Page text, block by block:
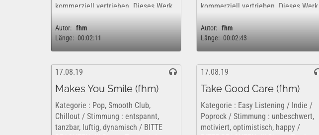
kommerziell vertrieben. Dieses Werk
rechtlich für eine rein private,...
Autor: fhm
Länge: 00:02:11
kommerziell vertrieben. Dieses Werk
rechtlich für eine rein private,...
Autor: fhm
Länge: 00:02:43
17.08.19
Makes You Smile (fhm)
Kategorie : Pop, Smooth Club,
Chillout / Stimmung : entspannt,
tanzbar, luftig, dynamisch / BITTE
17.08.19
Take Good Care (fhm)
Kategorie : Easy Listening / Indie /
Poprock / Stimmung : unbeschwert,
motiviert, optimistisch, happy /